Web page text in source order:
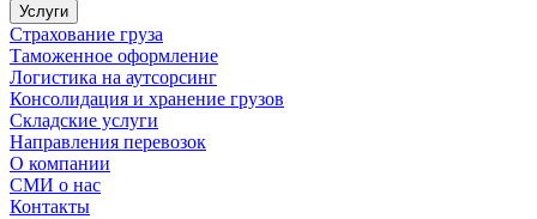
Услуги
Страхование груза
Таможенное оформление
Логистика на аутсорсинг
Консолидация и хранение грузов
Складские услуги
Направления перевозок
О компании
СМИ о нас
Контакты